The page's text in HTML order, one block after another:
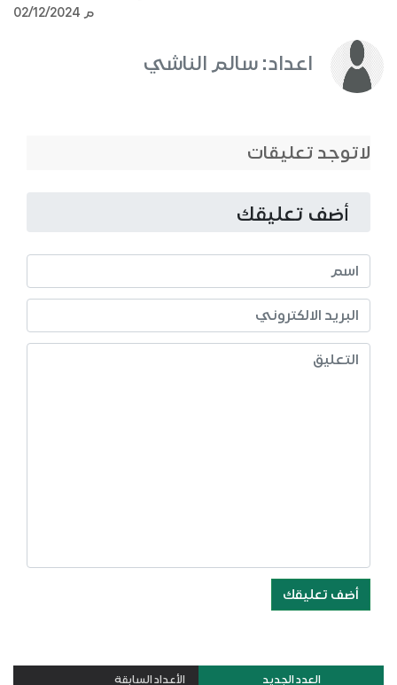
02/12/2024 م
اعداد: سالم الناشي
لاتوجد تعليقات
أضف تعليقك
أضف تعليقك
العدد الجديد الأعداد السابقة